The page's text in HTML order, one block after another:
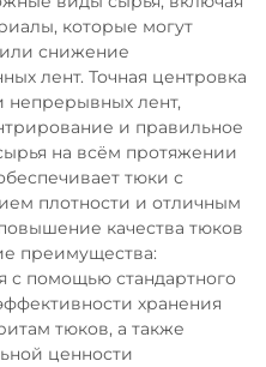
которые могут
снижение
лент. Точная центровка
непрерывных лент,
и правильное
на всём протяжении
тюки с
плотности и отличным
качества тюков
преимущества:
помощью стандартного
хранения
тюков, а также
ценности